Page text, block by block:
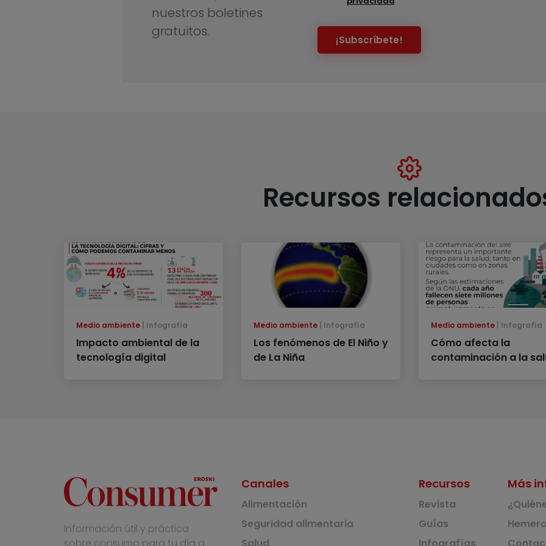
nuestros boletines
gratuitos.
¡Subscríbete!
Recursos
Medio ambiente Infografía
Impacto ambiental de la
tecnología digital
Medio ambiente Infografía
Los fenómenos de El Niño y
de La Niña
Medio ambiente Infografía
Cómo afecta la
contaminación a la
Información útil y práctica
Canales
Alimentación
Seguridad alimentaria
Salud
Recursos
Revista
Guías
Infografías
Más